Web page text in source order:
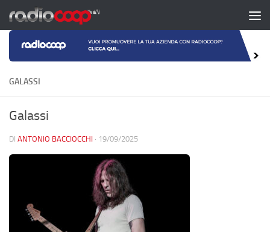
Salta al contenuto
GALASSI
Galassi
DI ANTONIO BACCIOCCHI · 19/09/2025